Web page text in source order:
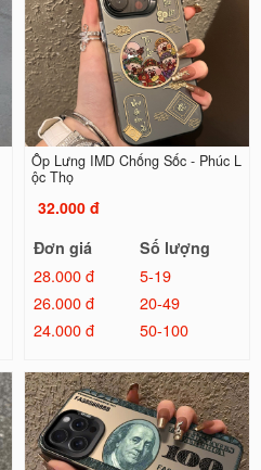
Ốp Lưng IMD Chống Sốc - Phúc L
ộc Thọ
32.000 đ
Đơn giá
Số lượng
28.000 đ
5-19
26.000 đ
20-49
24.000 đ
50-100